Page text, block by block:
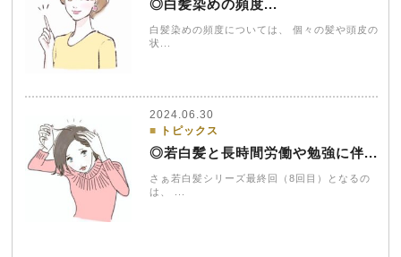
◎白髪染めの頻度...
白髪染めの頻度については、 個々の髪や頭皮の
状...
2024.06.30
トピックス
◎若白髪と長時間労働や勉強に伴...
さぁ若白髪シリーズ最終回（8回目）となるの
は、 ...